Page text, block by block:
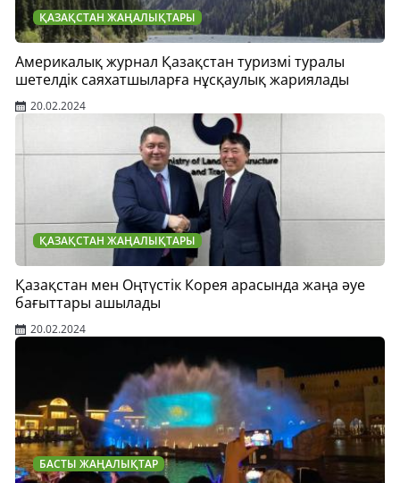
ҚАЗАҚСТАН ЖАҢАЛЫҚТАРЫ
Америкалық журнал Қазақстан туризмі туралы
шетелдік саяхатшыларға нұсқаулық жариялады
20.02.2024
ҚАЗАҚСТАН ЖАҢАЛЫҚТАРЫ
Қазақстан мен Оңтүстік Корея арасында жаңа әуе
бағыттары ашылады
20.02.2024
БАСТЫ ЖАҢАЛЫҚТАР